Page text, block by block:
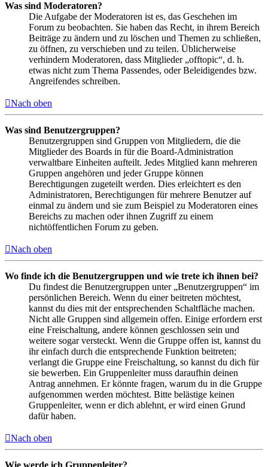
Was sind Moderatoren?
Die Aufgabe der Moderatoren ist es, das Geschehen im
Forum zu beobachten. Sie haben das Recht, in ihrem Bereich
Beiträge zu ändern und zu löschen und Themen zu schließen,
zu öffnen, zu verschieben und zu teilen. Üblicherweise
verhindern Moderatoren, dass Mitglieder „offtopic“, d. h.
etwas nicht zum Thema Passendes, oder Beleidigendes bzw.
Angreifendes schreiben.
Nach oben
Was sind Benutzergruppen?
Benutzergruppen sind Gruppen von Mitgliedern, die die
Mitglieder des Boards in für die Board-Administration
verwaltbare Einheiten aufteilt. Jedes Mitglied kann mehreren
Gruppen angehören und jeder Gruppe können
Berechtigungen zugeteilt werden. Dies erleichtert es den
Administratoren, Berechtigungen für mehrere Benutzer auf
einmal zu ändern und sie zum Beispiel zu Moderatoren eines
Bereichs zu machen oder ihnen Zugriff zu einem
nichtöffentlichen Forum zu geben.
Nach oben
Wo finde ich die Benutzergruppen und wie trete ich ihnen bei?
Du findest die Benutzergruppen unter „Benutzergruppen“ im
persönlichen Bereich. Wenn du einer beitreten möchtest,
kannst du dies mit der entsprechenden Schaltfläche machen.
Nicht alle Gruppen sind allgemein offen. Einige erfordern erst
eine Freischaltung, andere können geschlossen sein und
weitere sogar versteckt. Wenn die Gruppe offen ist, kannst du
ihr einfach durch die entsprechende Funktion beitreten;
verlangt die Gruppe eine Freischaltung, so kannst du dich für
sie bewerben. Ein Gruppenleiter muss daraufhin deinen
Antrag annehmen. Er könnte fragen, warum du in die Gruppe
aufgenommen werden möchtest. Bitte belästige keinen
Gruppenleiter, wenn er dich ablehnt, er wird einen Grund
dafür haben.
Nach oben